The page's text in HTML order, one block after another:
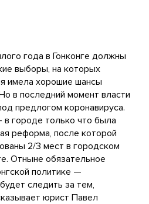
года в Гонконге должны
выборы, на которых
имела хорошие шансы
в последний момент власти
предлогом коронавируса.
в городе только что была
реформа, после которой
2/3 мест в городском
Отныне обязательное
политике —
следить за тем,
юрист Павел